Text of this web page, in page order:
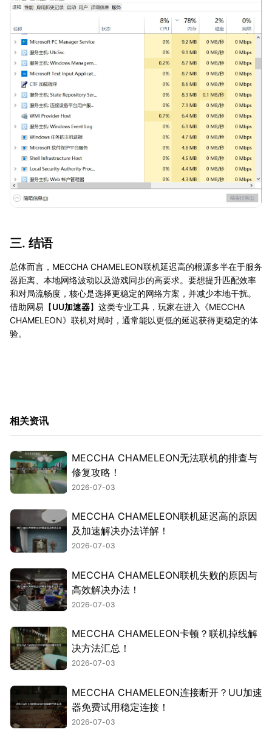
三. 结语
总体而言，MECCHA CHAMELEON联机延迟高的根源多半在于服务
器距离、本地网络波动以及游戏同步的高要求。要想提升匹配效率
和对局流畅度，核心是选择更稳定的网络方案，并减少本地干扰。
借助网易【UU加速器】这类专业工具，玩家在进入《MECCHA
CHAMELEON》联机对局时，通常能以更低的延迟获得更稳定的体
验。
相关资讯
MECCHA CHAMELEON无法联机的排查与
修复攻略！
2026-07-03
MECCHA CHAMELEON联机延迟高的原因
及加速解决办法详解！
2026-07-03
MECCHA CHAMELEON联机失败的原因与
高效解决办法！
2026-07-03
MECCHA CHAMELEON卡顿？联机掉线解
决方法汇总！
2026-07-03
MECCHA CHAMELEON连接断开？UU加速
器免费试用稳定连接！
2026-07-03